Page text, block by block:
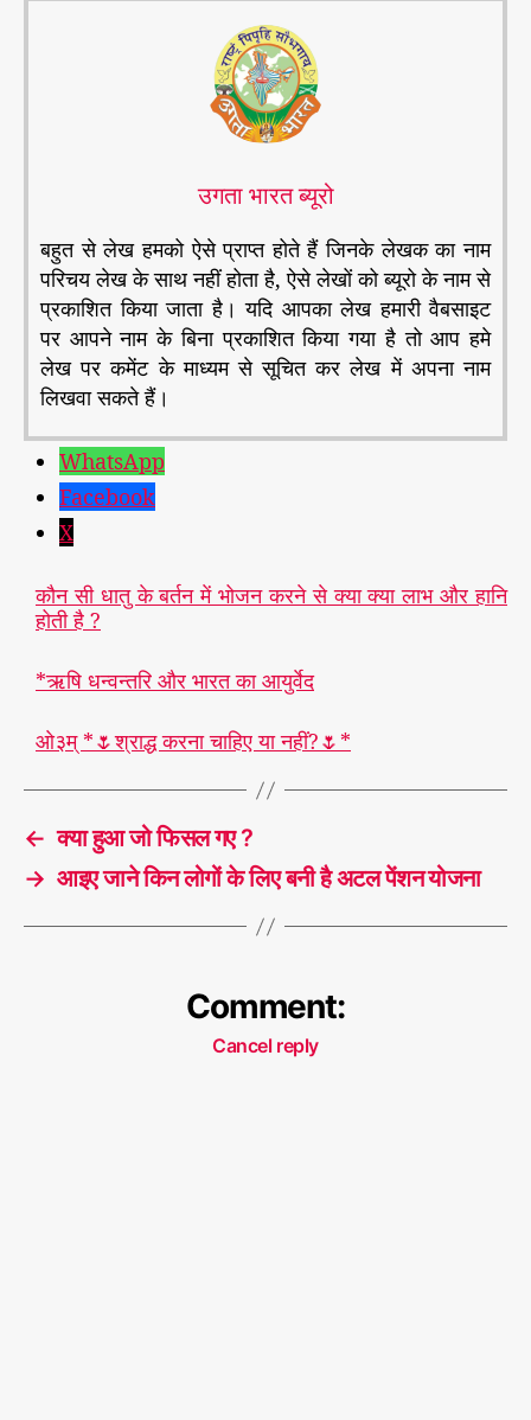
उगता भारत ब्यूरो
बहुत से लेख हमको ऐसे प्राप्त होते हैं जिनके लेखक का नाम
परिचय लेख के साथ नहीं होता है, ऐसे लेखों को ब्यूरो के नाम से
प्रकाशित किया जाता है। यदि आपका लेख हमारी वैबसाइट
पर आपने नाम के बिना प्रकाशित किया गया है तो आप हमे
लेख पर कमेंट के माध्यम से सूचित कर लेख में अपना नाम
लिखवा सकते हैं।
WhatsApp
Facebook
X
कौन सी धातु के बर्तन में भोजन करने से क्या क्या लाभ और हानि
होती है ?
*ऋषि धन्वन्तरि और भारत का आयुर्वेद
ओ३म् *🌷श्राद्ध करना चाहिए या नहीं?🌷*
← क्या हुआ जो फिसल गए ?
→ आइए जाने किन लोगों के लिए बनी है अटल पेंशन योजना
Comment:
Cancel reply